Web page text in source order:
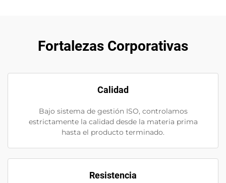
Fortalezas Corporativas
Calidad
Bajo sistema de gestión ISO, controlamos
estrictamente la calidad desde la materia prima
hasta el producto terminado.
Resistencia